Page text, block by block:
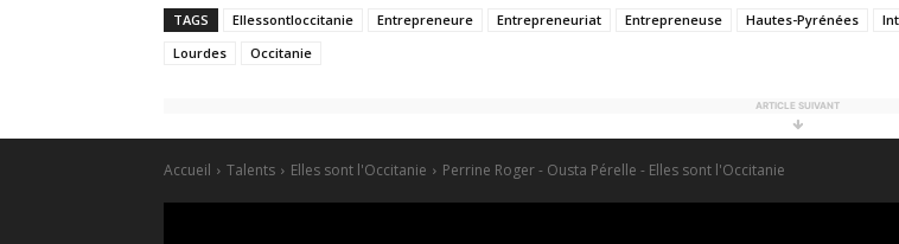
TAGS Ellessontloccitanie Entrepreneure Entrepreneuriat Entrepreneuse Hautes-Pyrénées
Lourdes
Occitanie
ARTICLE SUIVANT